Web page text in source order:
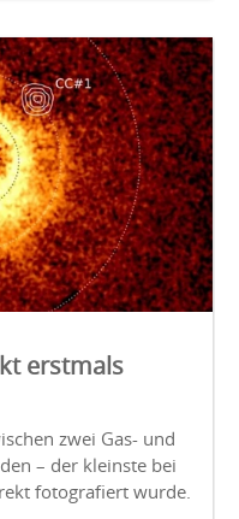
erstmals
zwei Gas- und
– der kleinste bei
fotografiert wurde.